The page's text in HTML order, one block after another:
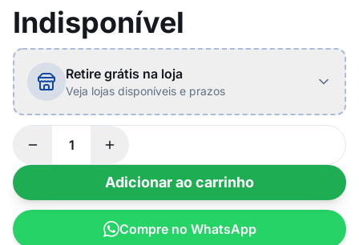
Indisponível
Retire grátis na loja
Veja lojas disponíveis e prazos
Adicionar ao carrinho
Compre no WhatsApp